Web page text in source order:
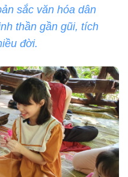
sắc văn hóa dân
thần gần gũi, tích
đời.